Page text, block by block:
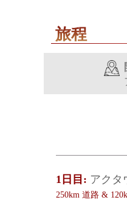
旅程
1日目: アクタ
250km 道路 &